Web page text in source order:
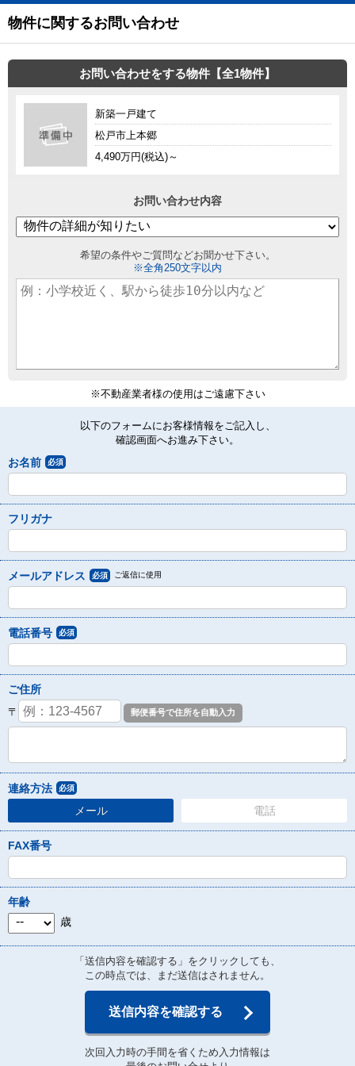
物件に関するお問い合わせ
お問い合わせをする物件【全1物件】
新築一戸建て
松戸市上本郷
4,490万円(税込)～
お問い合わせ内容
希望の条件やご質問などお聞かせ下さい。
※全角250文字以内
※不動産業者様の使用はご遠慮下さい
以下のフォームにお客様情報をご記入し、
確認画面へお進み下さい。
お名前 必須
フリガナ
メールアドレス 必須 ご返信に使用
電話番号 必須
ご住所
〒
連絡方法 必須
メール 電話
FAX番号
年齢
歳
「送信内容を確認する」をクリックしても、
この時点では、まだ送信はされません。
送信内容を確認する
次回入力時の手間を省くため入力情報は